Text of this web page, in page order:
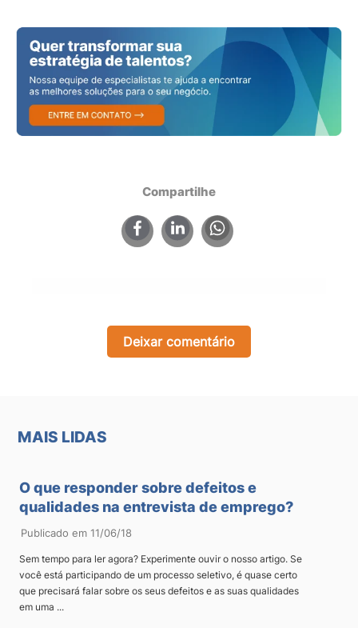
Compartilhe
Deixar comentário
MAIS LIDAS
O que responder sobre defeitos e
qualidades na entrevista de emprego?
Publicado em 11/06/18
Sem tempo para ler agora? Experimente ouvir o nosso artigo. Se
você está participando de um processo seletivo, é quase certo
que precisará falar sobre os seus defeitos e as suas qualidades
em uma ...